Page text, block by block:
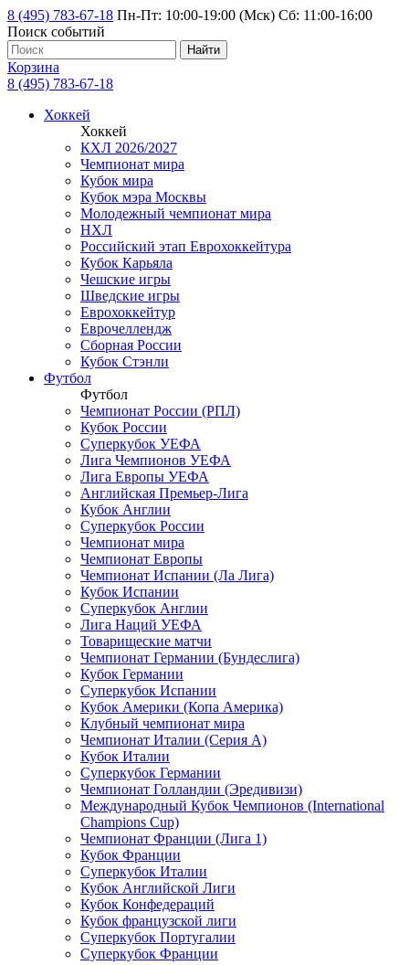
8 (495) 783-67-18 Пн-Пт: 10:00-19:00 (Мск) Сб: 11:00-16:00
Поиск событий
Найти
Корзина
8 (495) 783-67-18
Хоккей
Хоккей
КХЛ 2026/2027
Чемпионат мира
Кубок мира
Кубок мэра Москвы
Молодежный чемпионат мира
НХЛ
Российский этап Еврохоккейтура
Кубок Карьяла
Чешские игры
Шведские игры
Еврохоккейтур
Еврочеллендж
Сборная России
Кубок Стэнли
Футбол
Футбол
Чемпионат России (РПЛ)
Кубок России
Суперкубок УЕФА
Лига Чемпионов УЕФА
Лига Европы УЕФА
Английская Премьер-Лига
Кубок Англии
Суперкубок России
Чемпионат мира
Чемпионат Европы
Чемпионат Испании (Ла Лига)
Кубок Испании
Суперкубок Англии
Лига Наций УЕФА
Товарищеские матчи
Чемпионат Германии (Бундеслига)
Кубок Германии
Суперкубок Испании
Кубок Америки (Копа Америка)
Клубный чемпионат мира
Чемпионат Италии (Серия А)
Кубок Италии
Суперкубок Германии
Чемпионат Голландии (Эредивизи)
Международный Кубок Чемпионов (International
Champions Cup)
Чемпионат Франции (Лига 1)
Кубок Франции
Суперкубок Италии
Кубок Английской Лиги
Кубок Конфедераций
Кубок французской лиги
Суперкубок Португалии
Суперкубок Франции